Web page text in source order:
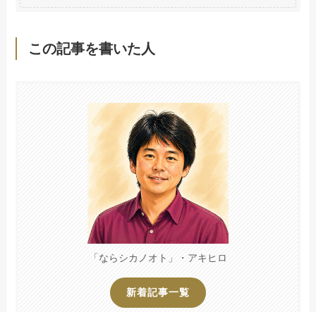
この記事を書いた人
「ならシカノオト」・アキヒロ
新着記事一覧